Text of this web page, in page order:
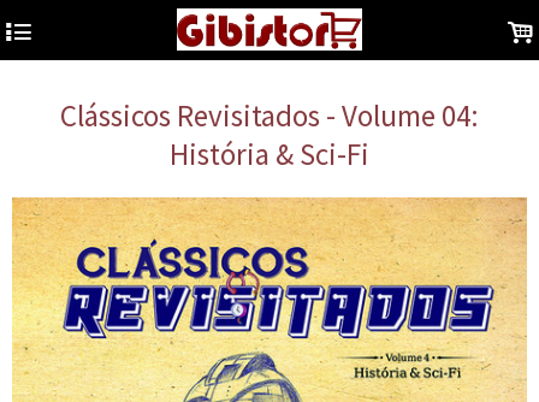
4 .
Clássicos Revisitados - Volume 04:
História & Sci-Fi